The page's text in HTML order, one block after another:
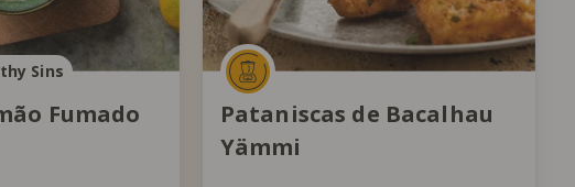
Sins
Fumado
Pataniscas de Bacalhau
Yämmi